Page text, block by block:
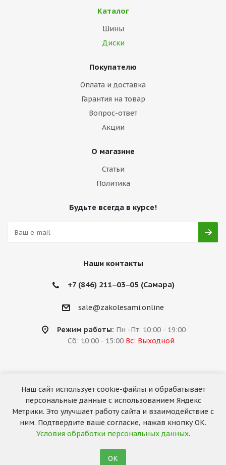
Каталог
Шины
Диски
Покупателю
Оплата и доставка
Гарантия на товар
Вопрос-ответ
Акции
О магазине
Статьи
Политика
Будьте всегда в курсе!
Наши контакты
+7 (846) 211‒03‒05 (Самара)
sale@zakolesami.online
Режим работы: Пн -Пт: 10:00 - 19:00
Сб: 10:00 - 15:00 Вс: Выходной
2026 © «За колёсами.Online»
Запуск сайта —RuMaster
Наш сайт использует cookie-файлы и обрабатывает
персональные данные с использованием Яндекс
Метрики. Это улучшает работу сайта и взаимодействие с
ним. Подтвердите ваше согласие, нажав кнопку ОК.
Условия обработки персональных данных.
ОК